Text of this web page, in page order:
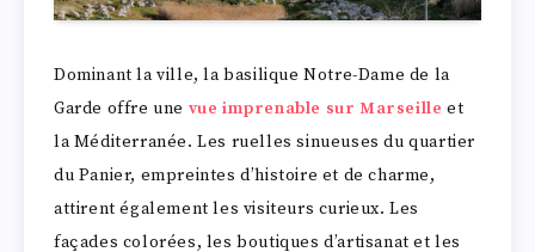
Dominant la ville, la basilique Notre-Dame de la
Garde offre une vue imprenable sur Marseille et
la Méditerranée. Les ruelles sinueuses du quartier
du Panier, empreintes d’histoire et de charme,
attirent également les visiteurs curieux. Les
façades colorées, les boutiques d’artisanat et les